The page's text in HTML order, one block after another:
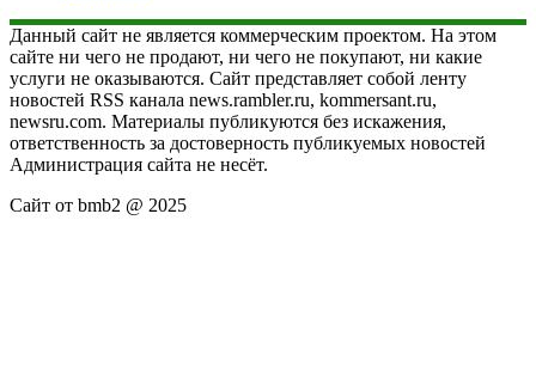
Данный сайт не является коммерческим проектом. На этом
сайте ни чего не продают, ни чего не покупают, ни какие
услуги не оказываются. Сайт представляет собой ленту
новостей RSS канала news.rambler.ru, kommersant.ru,
newsru.com. Материалы публикуются без искажения,
ответственность за достоверность публикуемых новостей
Администрация сайта не несёт.
Сайт от bmb2 @ 2025